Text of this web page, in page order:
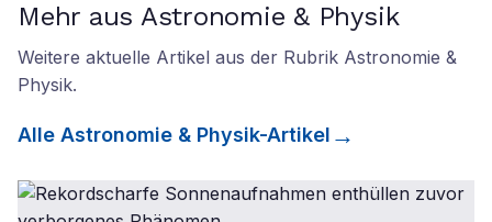
Mehr aus Astronomie & Physik
Weitere aktuelle Artikel aus der Rubrik Astronomie &
Physik.
Alle Astronomie & Physik-Artikel